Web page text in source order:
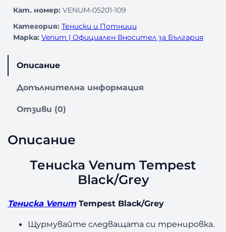
Кат. номер: VENUM-05201-109
Категория: Тениски и Потници
Марка: Venum | Официален Вносител за България
Описание
Допълнителна информация
Отзиви (0)
Описание
Тениска Venum Tempest
Black/Grey
Тениска VenumTempest Black/Grey
Щурмувайте следващата си тренировка.